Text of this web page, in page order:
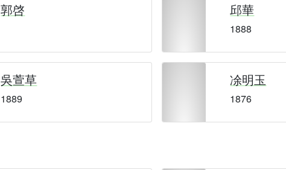
郭啓 邱華
1888
吳萱草
1889
凃明玉
1876